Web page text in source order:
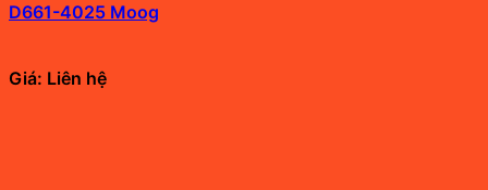
D661-4025 Moog
Giá: Liên hệ